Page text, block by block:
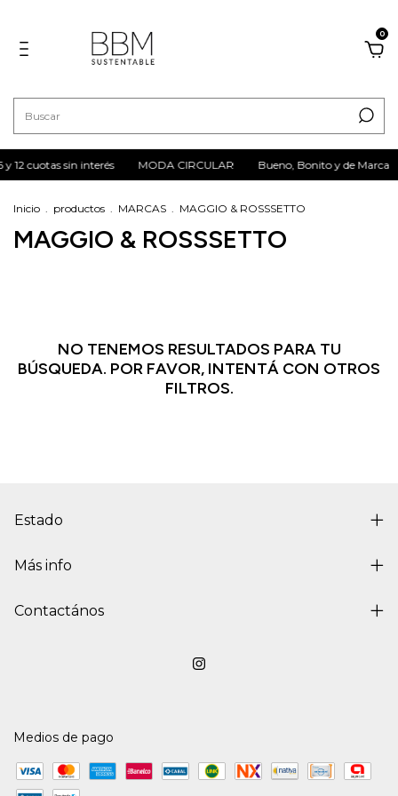
0
y 12 cuotas sin interés MODA CIRCULAR Bueno, Bonito y de Marca
Inicio . productos . MARCAS . MAGGIO & ROSSSETTO
MAGGIO & ROSSSETTO
NO TENEMOS RESULTADOS PARA TU
BÚSQUEDA. POR FAVOR, INTENTÁ CON OTROS
FILTROS.
Estado
Más info
Contactános
Medios de pago